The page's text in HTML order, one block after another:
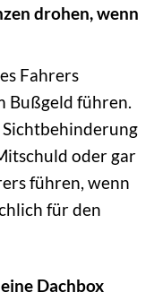
drohen, wenn
Fahrers
Bußgeld führen.
oder gar
führen, wenn
für den
Dachbox